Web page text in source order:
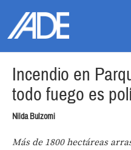
Incendio en
todo fuego es
Nilda Bulzomi
Más de 1800 hectáreas